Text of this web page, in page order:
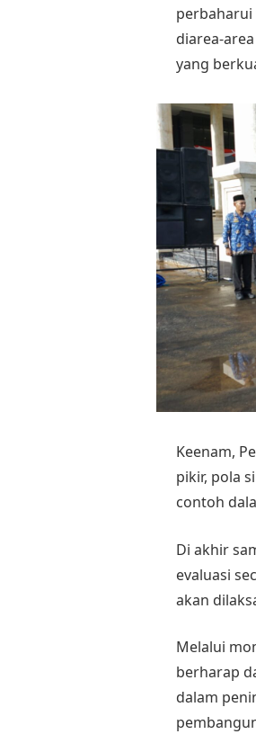
perbaharui
diarea-
yang
Keenam,
pikir, pola
contoh
Di akhir
evaluasi
akan
Melalui
berharap
dalam